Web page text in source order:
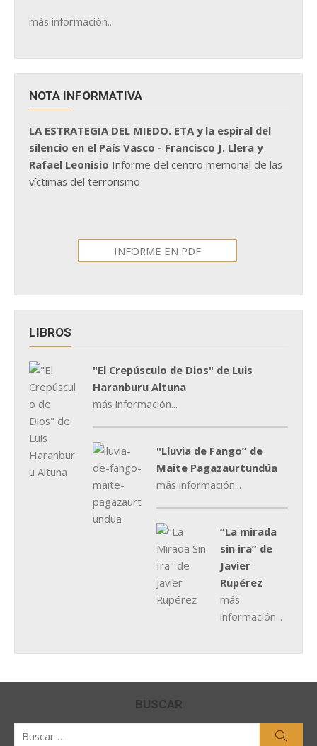
más información...
NOTA INFORMATIVA
LA ESTRATEGIA DEL MIEDO. ETA y la espiral del
silencio en el País Vasco - Francisco J. Llera y
Rafael Leonisio Informe del centro memorial de las
víctimas del terrorismo
INFORME EN PDF
LIBROS
"El Crepúsculo de Dios" de Luis
Haranburu Altuna
más información...
"Lluvia de Fango” de
Maite Pagazaurtundúa
más información...
“La mirada
sin ira” de
Javier
Rupérez
más
información...
BUSCAR